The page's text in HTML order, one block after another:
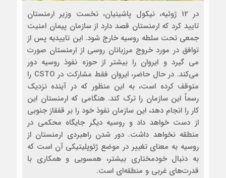
در 12 ژوئیه، نیکول پاشینیان، نخست وزیر ارمنستان
تایید کرد که ارمنستان قصد دارد از سازمان پیمان امنیت
جمعی تحت سلطه روسیه خارج شود. این تاییدیه پس از
توافق در مورد خروج مرزبانان روسی از ارمنستان صورت
می گیرد و ایروان را بیشتر از حوزه نفوذ روسیه دور
می‌کند. در حال حاضر، ایروان فقط مشارکت در CSTO را
متوقف کرده است، به این منظور که در آینده نزدیک
رسماً این سازمان را ترک کند. هنگامی که ارمنستان این
کار را انجام دهد، این سازمان نفوذ خود را بر قفقاز جنوبی
از دست خواهد داد و روسیه دیگر جایگاه محکمی در
منطقه نخواهد داشت. دور شدن راهبردی ارمنستان از
روسیه به معنای تغییر در موضع ژئوپلیتیکی آن است که
به دنبال خودمختاری بیشتر، همسویی و همکاری با
قدرت‌های غربی و منطقه‌ای است.